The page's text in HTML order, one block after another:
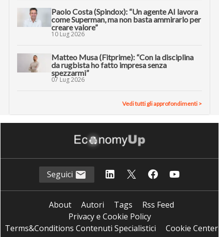
Paolo Costa (Spindox): “Un agente AI lavora
come Superman, ma non basta ammirarlo per
creare valore”
10 Lug 2026
Matteo Musa (Fitprime): “Con la disciplina
da rugbista ho fatto impresa senza
spezzarmi”
07 Lug 2026
Vedi tutti gli approfondimenti >
Seguici
About Autori Tags
Rss Feed
Privacy e Cookie Policy
Terms&Conditions Contenuti Specialistici
Cookie Center